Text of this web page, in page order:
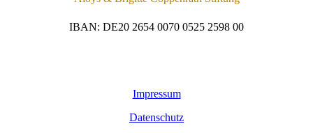
IBAN: DE20 2654 0070 0525 2598 00
Impressum
Datenschutz